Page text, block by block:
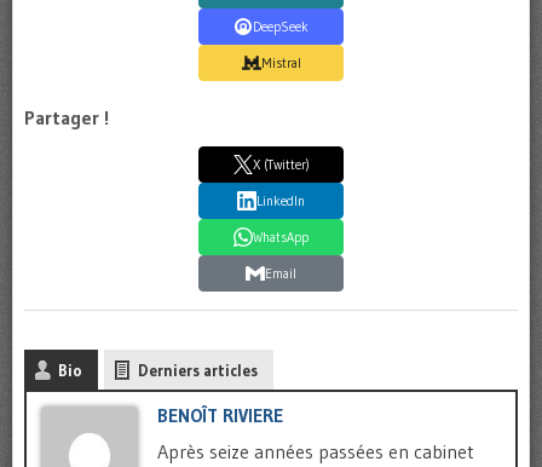
DeepSeek
Mistral
Partager !
X (Twitter)
LinkedIn
WhatsApp
Email
Bio Derniers articles
BENOÎT RIVIERE
Après seize années passées en cabinet